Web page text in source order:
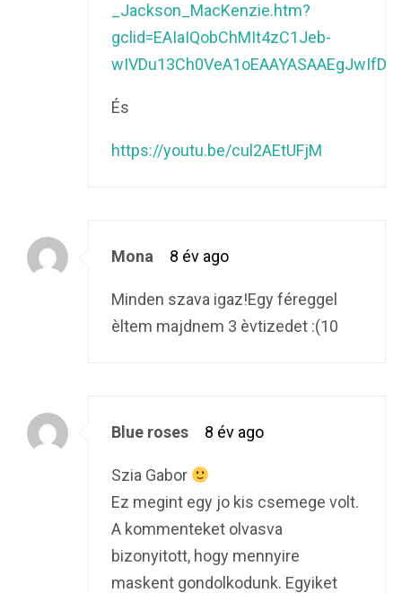
_Jackson_MacKenzie.htm?
gclid=EAIaIQobChMIt4zC1Jeb-
És
https://youtu.be/cul2AEtUFjM
Mona 8 év ago
Minden szava igaz!Egy féreggel
èltem majdnem 3 èvtizedet :(10
Blue roses 8 év ago
Szia Gabor
Ez megint egy jo kis csemege volt.
A kommenteket olvasva
bizonyitott, hogy mennyire
maskent gondolkodunk. Egyiket